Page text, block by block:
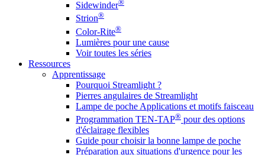
Sidewinder®
Strion®
Color-Rite®
Lumières pour une cause
Voir toutes les séries
Ressources
Apprentissage
Pourquoi Streamlight ?
Pierres angulaires de Streamlight
Lampe de poche Applications et motifs faisceau
Programmation TEN-TAP® pour des options
d'éclairage flexibles
Guide pour choisir la bonne lampe de poche
Préparation aux situations d'urgence pour les